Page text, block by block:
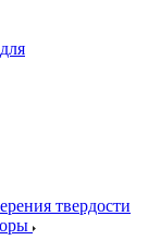
твердости